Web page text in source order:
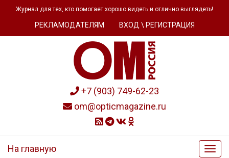
Журнал для тех, кто помогает хорошо видеть и отлично выглядеть!
РЕКЛАМОДАТЕЛЯМ ВХОД \ РЕГИСТРАЦИЯ
+7 (903) 749-62-23
om@opticmagazine.ru
На главную